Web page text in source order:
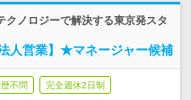
クノロジーで解決する東京発スタ
人営業】★マネージャー候補
不問 完全週休2日制